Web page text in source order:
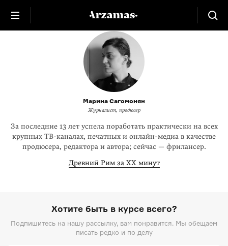
Марина Сагомонян
Журналист, продюсер
За последние 13 лет успела поработать практически на всех
крупных ТВ-каналах, печатных и онлайн-медиа в качестве
продюсера, редактора и автора; сейчас — фрилансер.
Древний Рим за XX минут
Хотите быть в курсе всего?
Подпишитесь на нашу рассылку, вам понравится. Мы обещаем
писать редко и по делу